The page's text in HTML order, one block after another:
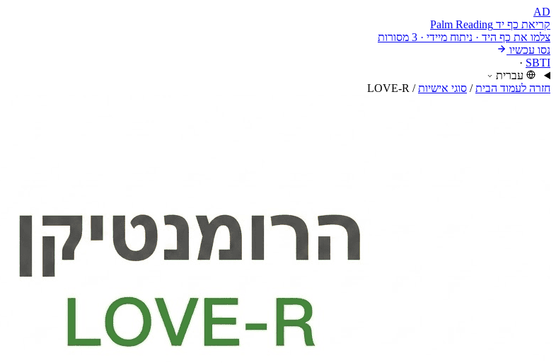
AD
קריאת כף יד Palm Reading
צלמו את כף היד · ניתוח מיידי · 3 מסורות
נסו עכשיו
SBTI
·
עברית
חזרה לעמוד הבית / סוגי אישיות /
LOVE-R